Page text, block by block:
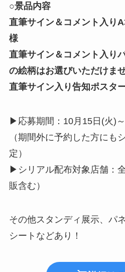
○景品内容
直筆サイン＆コメント入り
様
直筆サイン＆コメント入
の絵柄はお選びいただけま
直筆サイン入り告知ポスタ
▶︎応募期間：10月15日(火)
（期間外に予約した方にも
定）
▶︎シリアル配布対象店舗：
販含む）
その他スタンディ展示、パ
シートなどあり！